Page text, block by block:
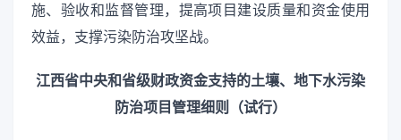
施、验收和监督管理，提高项目建设质量和资金使用
效益，支撑污染防治攻坚战。
江西省中央和省级财政资金支持的土壤、地下水污染
防治项目管理细则（试行）